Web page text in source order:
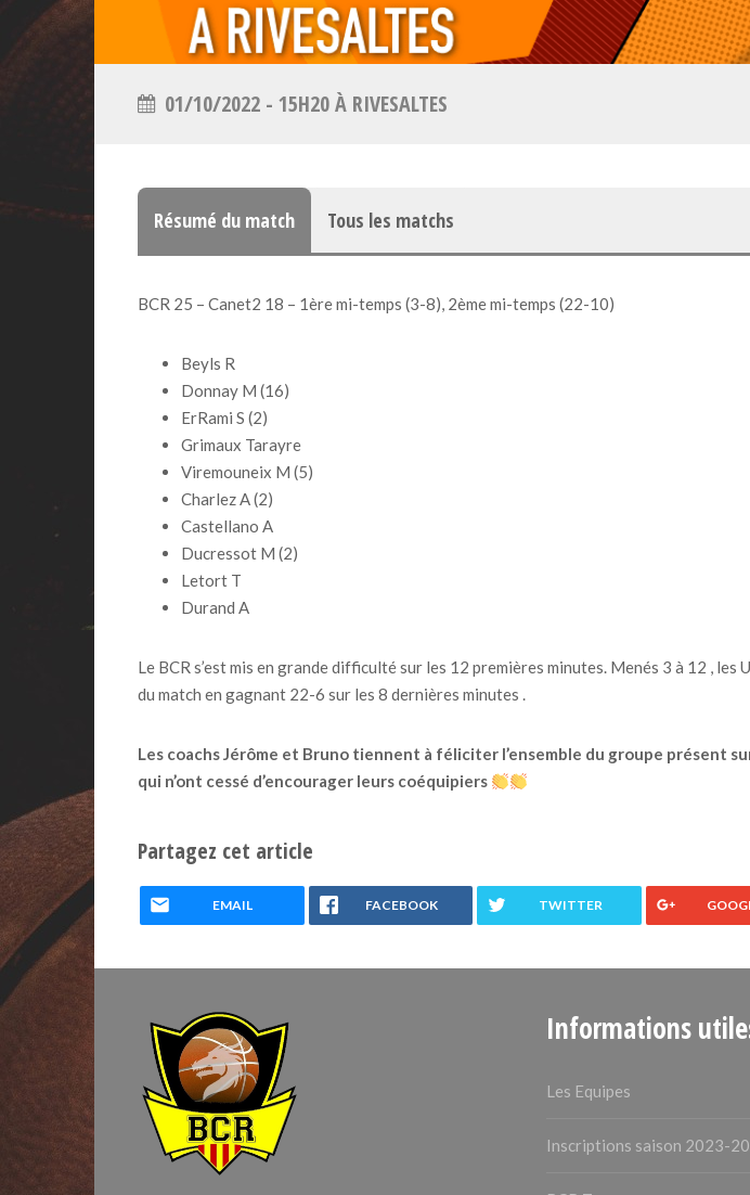
01/10/2022 - 15H20 À RIVESALTES
Résumé du match Tous les matchs
BCR 25 – Canet2 18 – 1ère mi-temps (3-8), 2ème mi-temps (22-10)
Beyls R
Donnay M (16)
ErRami S (2)
Grimaux Tarayre
Viremouneix M (5)
Charlez A (2)
Castellano A
Ducressot M (2)
Letort T
Durand A
Le BCR s’est mis en grande difficulté sur les 12 premières minutes. Menés 3 à 12 ,
du match en gagnant 22-6 sur les 8 dernières minutes .
Les coachs Jérôme et Bruno tiennent à féliciter l’ensemble du groupe présent
qui n’ont cessé d’encourager leurs coéquipiers
Partagez cet article
EMAIL FACEBOOK TWITTER
Informations
Les Equipes
Inscriptions saison 2023-